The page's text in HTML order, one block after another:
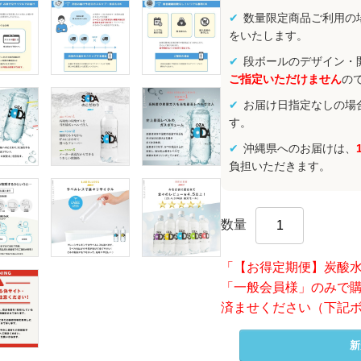
数量限定商品ご利用の
をいたします。
段ボールのデザイン・
ご指定いただけませんの
お届け日指定なしの場
す。
沖縄県へのお届けは、
負担いただきます。
数量
「【お得定期便】炭酸
「一般会員様」のみで
済ませください（下記